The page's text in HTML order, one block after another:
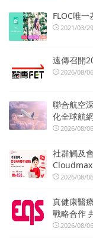
FLOC唯
2021/03/29
遠傳召開
2026/08/06
聯合航空
化全球航
2026/08/06
社群觸及
2026/08/06
真健康醫
戰略合作
2026/08/06